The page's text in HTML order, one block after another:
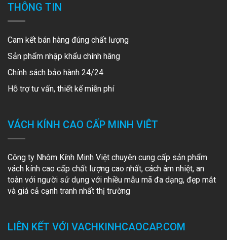
THÔNG TIN
Cam kết bán hàng đúng chất lượng
Sản phẩm nhập khẩu chính hãng
Chính sách bảo hành 24/24
Hỗ trợ tư vấn, thiết kế miễn phí
VÁCH KÍNH CAO CẤP MINH VIÊT
Công ty Nhôm Kính Minh Việt chuyên cung cấp sản phẩm
vách kính cao cấp chất lượng cao nhất, cách âm nhiệt, an
toàn với người sử dụng với nhiều mẫu mã đa dạng, đẹp mắt
và giá cả cạnh tranh nhất thị trường
LIÊN KẾT VỚI VACHKINHCAOCAP.COM